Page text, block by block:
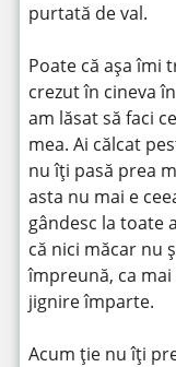
purtată de val.
Poate că așa îmi
crezut în cineva
am lăsat să faci
mea. Ai călcat
nu îți pasă prea
asta nu mai e
gândesc la toate
că nici măcar nu
împreună, ca
jignire împarte.
Acum ție nu îți